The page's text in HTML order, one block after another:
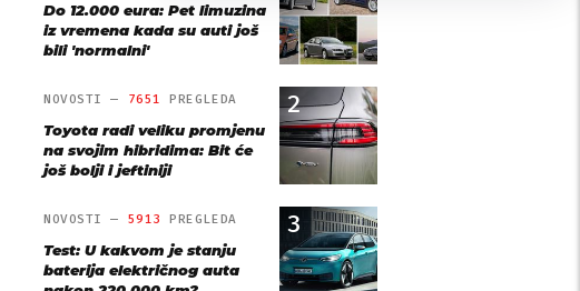
Do 12.000 eura: Pet limuzina
iz vremena kada su auti još
bili 'normalni'
2
NOVOSTI — 7651 PREGLEDA
Toyota radi veliku promjenu
na svojim hibridima: Bit će
još bolji i jeftiniji
3
NOVOSTI — 5913 PREGLEDA
Test: U kakvom je stanju
baterija električnog auta